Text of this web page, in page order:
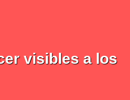
visibles a los